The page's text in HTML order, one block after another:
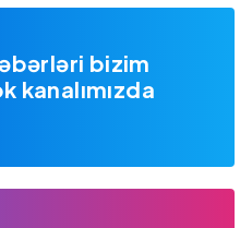
bizim
kanalımızda